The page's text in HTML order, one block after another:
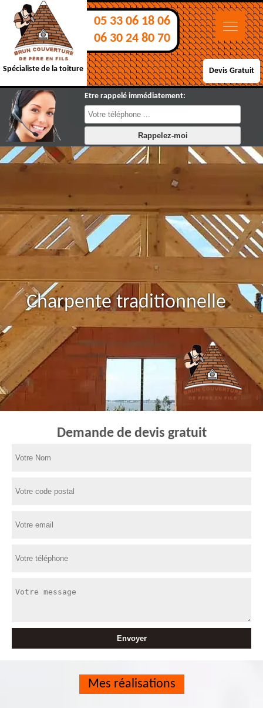
Spécialiste de la toiture
05 33 06 18 06
06 30 24 80 70
Devis Gratuit
Etre rappelé immédiatement:
Charpente traditionnelle
Demande de devis gratuit
Mes réalisations